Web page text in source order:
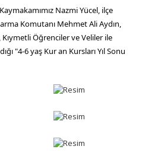
Nazmi Yücel, ilçe
Komutanı Mehmet Ali Aydın,
Öğrenciler ve Veliler ile
"4-6 yaş Kur an Kursları Yıl Sonu